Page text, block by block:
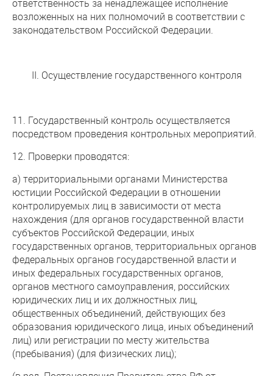
ответственность за ненадлежащее исполнение
возложенных на них полномочий в соответствии с
законодательством Российской Федерации.
II. Осуществление государственного контроля
11. Государственный контроль осуществляется
посредством проведения контрольных мероприятий.
12. Проверки проводятся:
а) территориальными органами Министерства
юстиции Российской Федерации в отношении
контролируемых лиц в зависимости от места
нахождения (для органов государственной власти
субъектов Российской Федерации, иных
государственных органов, территориальных органов
федеральных органов государственной власти и
иных федеральных государственных органов,
органов местного самоуправления, российских
юридических лиц и их должностных лиц,
общественных объединений, действующих без
образования юридического лица, иных объединений
лиц) или регистрации по месту жительства
(пребывания) (для физических лиц);